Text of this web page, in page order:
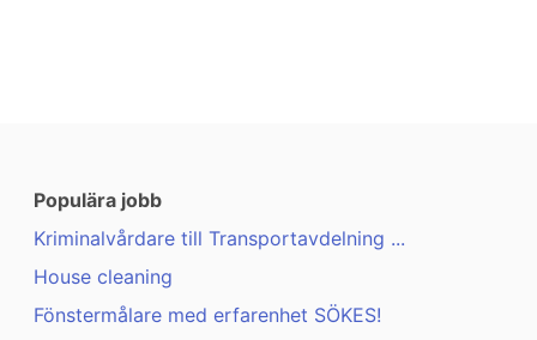
Populära jobb
Kriminalvårdare till Transportavdelning ...
House cleaning
Fönstermålare med erfarenhet SÖKES!